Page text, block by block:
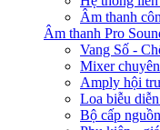
Âm thanh
Âm thanh Pro
Vang Số -
Mixer
Amply hội
Loa biễu
Bộ cấp